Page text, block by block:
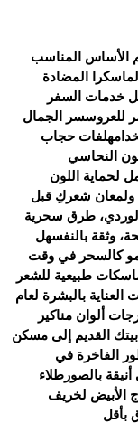
الأساس المناسب
المضادة
خدمات السفر
للعروسسر الجمال
لفات حجاب
النحاسي
لحماية اللون
ولمعان شعركِ قبل
الوردي، طرق سحرية
وثقة بالنفسهل
كالسحر في وقت
طبيعية للشعر
بالبشرة لعام
ألوان مناكير
القديم إلى مسكن
الفاخرة في
طلاء
الأبيض لخريف
بأقل